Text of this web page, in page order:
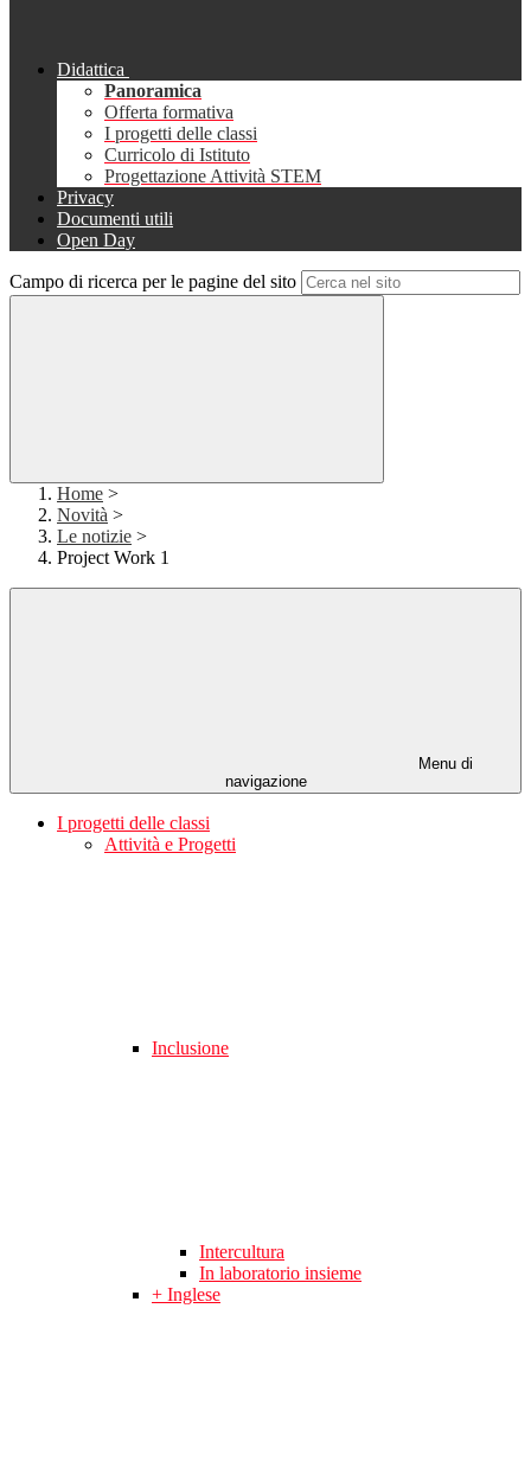
Didattica
Panoramica
Offerta formativa
I progetti delle classi
Curricolo di Istituto
Progettazione Attività STEM
Privacy
Documenti utili
Open Day
Campo di ricerca per le pagine del sito
Home >
Novità >
Le notizie >
Project Work 1
Menu di
navigazione
I progetti delle classi
Attività e Progetti
Inclusione
Intercultura
In laboratorio insieme
+ Inglese